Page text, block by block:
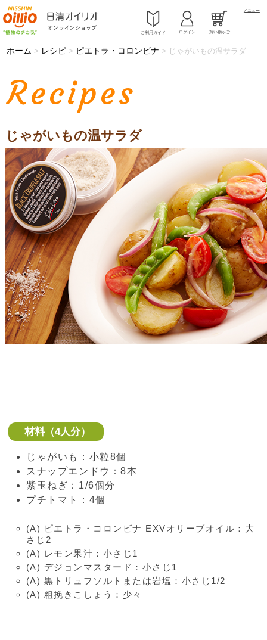
ご利用ガイド ログイン 買い物かご
メニュー
ホーム > レシピ > ピエトラ・コロンビナ > じゃがいもの温サラダ
Recipes
じゃがいもの温サラダ
材料（4人分）
じゃがいも：小粒8個
スナップエンドウ：8本
紫玉ねぎ：1/6個分
プチトマト：4個
(A) ピエトラ・コロンビナ EXVオリーブオイル：大
さじ2
(A) レモン果汁：小さじ1
(A) デジョンマスタード：小さじ1
(A) 黒トリュフソルトまたは岩塩：小さじ1/2
(A) 粗挽きこしょう：少々